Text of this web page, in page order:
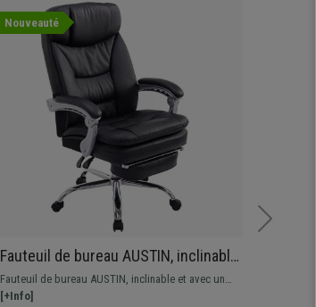
Nouveauté
Fauteuil de bureau AUSTIN, inclinable,
Repose-pieds Extensible, Noir
Fauteuil de bureau AUSTIN, inclinable et avec un
Repose-pieds Extensible, fabriqué avec des
[+Info]